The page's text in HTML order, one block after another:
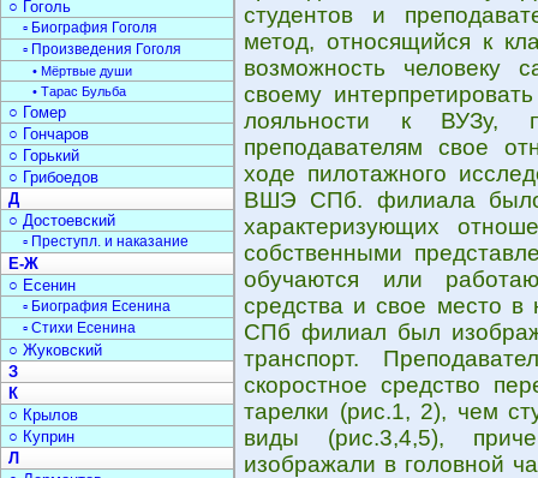
студентов и
метод, относящийся к
возможность человеку
своему
лояльности к ВУЗу,
преподавателям свое
ходе пилотажного
ВШЭ СПб. филиала было
характеризующих
собственными
обучаются или
средства и свое место
СПб филиал был
транспорт.
скоростное средство
тарелки (рис.1, 2), чем
виды (рис.3,4,5),
изображали в головной
○ Гоголь
▫ Биография Гоголя
▫ Произведения Гоголя
• Мёртвые души
• Тарас Бульба
○ Гомер
○ Гончаров
○ Горький
○ Грибоедов
Д
○ Достоевский
▫ Преступл. и наказание
Е-Ж
○ Есенин
▫ Биография Есенина
▫ Стихи Есенина
○ Жуковский
З
К
○ Крылов
○ Куприн
Л